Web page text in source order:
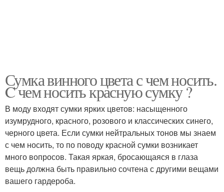
Сумка винного цвета с чем носить.
C чем носить красную сумку ?
В моду входят сумки ярких цветов: насыщенного
изумрудного, красного, розового и классических синего,
черного цвета. Если сумки нейтральных тонов мы знаем
с чем носить, то по поводу красной сумки возникает
много вопросов. Такая яркая, бросающаяся в глаза
вещь должна быть правильно сочтена с другими вещами
вашего гардероба.